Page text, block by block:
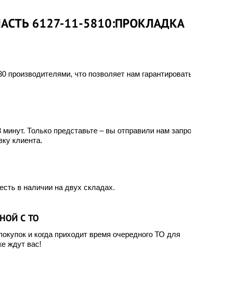
6127-11-5810:ПРОКЛАДКА
что позволяет нам гарантировать
Только представьте – вы отправили нам запрос, а
клиента.
в наличии на двух складах.
С ТО
и когда приходит время очередного ТО для
ждут вас!